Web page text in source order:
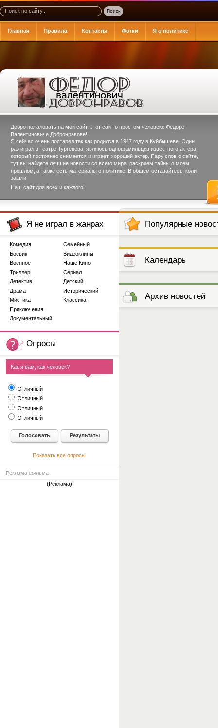
Главная Правила Контакты Фотки Я о политике
Добро пожаловать на мой сайт, этот сайт о простом человеке Федоре
Валентиновиче Добронравове!
Я сейчас очень постарел так как родился в 1947 году в Куйбышеве. Один
раз играл в театре Тургенева, являюсь однофамильцев известного актера,
который постоянно снимается и играет, хороший актер. Пару слов о сайте,
тут вы найдете лучшие новости со всего мира, раскроем тайны о моем
прошлом, а также есть материалы о политике. В общем оставайтесь, коли
зашли.
Наш сайт для всех и каждого!
Я не играл в жанрах
Комедия
Боевик
Военное
Триллер
Детектив
Драма
Мистика
Приключения
Документальный
Семейный
Видеоклипы
Наше Кино
Сериал
Детский
Исторический
Классика
Опросы
Как я вам, как человек?
Отличный
Отличный
Отличный
Отличный
Показать все опросы
Реклама фильма
(Реклама)
Популярные
Календарь
выступлений
Архив новостей